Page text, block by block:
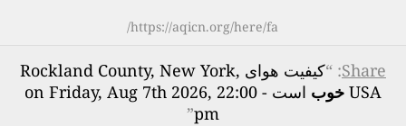
https://aqicn.org/here/fa/
Share
: “
کیفیت هوای Rockland County, New York,
USA خوب
است - on Friday, Aug 7th 2026, 22:00
pm
”